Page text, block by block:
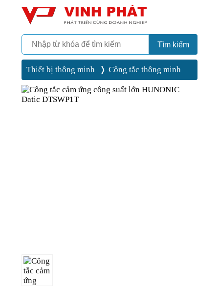
Vinh Phát Cần Thơ Tìm kiếm
Thiết bị thông minh Công tắc thông minh